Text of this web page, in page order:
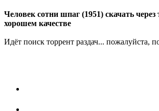
Человек сотни шпаг (1951) скачать
хорошем качестве
Идёт поиск торрент раздач... пожалуйста,